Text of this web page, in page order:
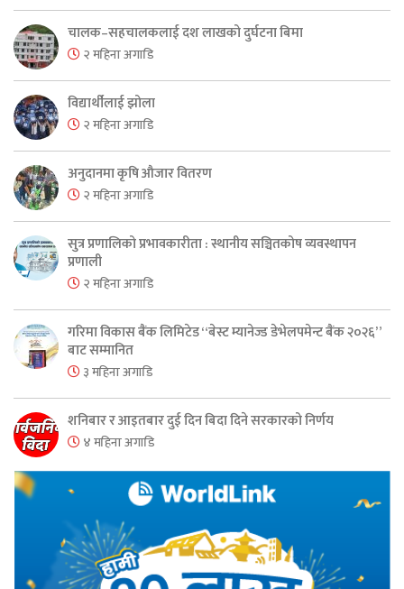
चालक–सहचालकलाई दश लाखको दुर्घटना बिमा
२ महिना अगाडि
विद्यार्थीलाई झोला
२ महिना अगाडि
अनुदानमा कृषि औजार वितरण
२ महिना अगाडि
सुत्र प्रणालिको प्रभावकारीता : स्थानीय सञ्चितकोष व्यवस्थापन
प्रणाली
२ महिना अगाडि
गरिमा विकास बैंक लिमिटेड “बेस्ट म्यानेज्ड डेभेलपमेन्ट बैंक २०२६”
बाट सम्मानित
३ महिना अगाडि
शनिबार र आइतबार दुई दिन बिदा दिने सरकारको निर्णय
४ महिना अगाडि